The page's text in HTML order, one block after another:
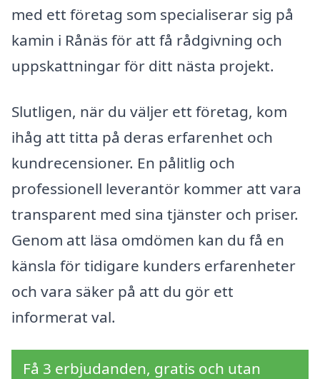
med ett företag som specialiserar sig på
kamin i Rånäs för att få rådgivning och
uppskattningar för ditt nästa projekt.
Slutligen, när du väljer ett företag, kom
ihåg att titta på deras erfarenhet och
kundrecensioner. En pålitlig och
professionell leverantör kommer att vara
transparent med sina tjänster och priser.
Genom att läsa omdömen kan du få en
känsla för tidigare kunders erfarenheter
och vara säker på att du gör ett
informerat val.
Få 3 erbjudanden, gratis och utan